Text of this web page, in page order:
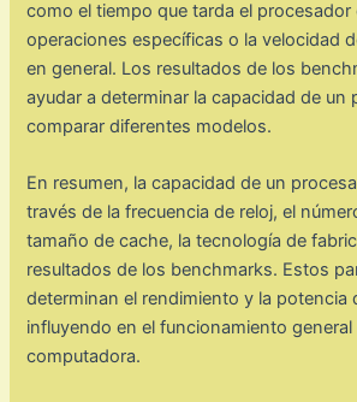
como el tiempo que tarda el procesador
operaciones específicas o la velocidad
en general. Los resultados de los
ayudar a determinar la capacidad de un
comparar diferentes modelos.
En resumen, la capacidad de un
través de la frecuencia de reloj, el
tamaño de cache, la tecnología de
resultados de los benchmarks. Estos
determinan el rendimiento y la potencia
influyendo en el funcionamiento general
computadora.